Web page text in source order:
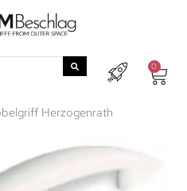
0
Herzogenrath